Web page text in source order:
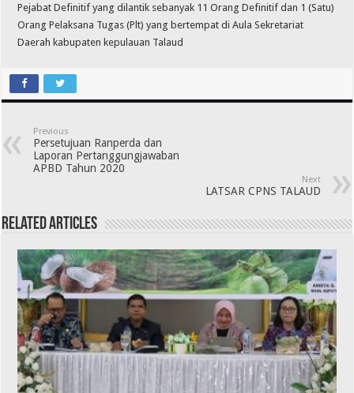
Pejabat Definitif yang dilantik sebanyak 11 Orang Definitif dan 1 (Satu)
Orang Pelaksana Tugas (Plt) yang bertempat di Aula Sekretariat
Daerah kabupaten kepulauan Talaud
Previous
Persetujuan Ranperda dan
Laporan Pertanggungjawaban
APBD Tahun 2020
Next
LATSAR CPNS TALAUD
Related Articles